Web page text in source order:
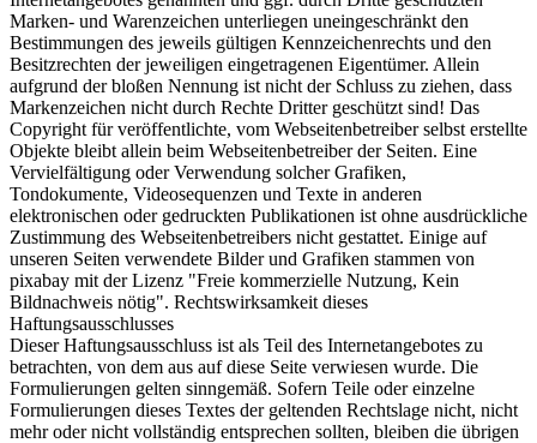
Marken- und Warenzeichen unterliegen uneingeschränkt den
Bestimmungen des jeweils gültigen Kennzeichenrechts und den
Besitzrechten der jeweiligen eingetragenen Eigentümer. Allein
aufgrund der bloßen Nennung ist nicht der Schluss zu ziehen, dass
Markenzeichen nicht durch Rechte Dritter geschützt sind! Das
Copyright für veröffentlichte, vom Webseitenbetreiber selbst erstellte
Objekte bleibt allein beim Webseitenbetreiber der Seiten. Eine
Vervielfältigung oder Verwendung solcher Grafiken,
Tondokumente, Videosequenzen und Texte in anderen
elektronischen oder gedruckten Publikationen ist ohne ausdrückliche
Zustimmung des Webseitenbetreibers nicht gestattet. Einige auf
unseren Seiten verwendete Bilder und Grafiken stammen von
pixabay mit der Lizenz "Freie kommerzielle Nutzung, Kein
Bildnachweis nötig". Rechtswirksamkeit dieses
Haftungsausschlusses
Dieser Haftungsausschluss ist als Teil des Internetangebotes zu
betrachten, von dem aus auf diese Seite verwiesen wurde. Die
Formulierungen gelten sinngemäß. Sofern Teile oder einzelne
Formulierungen dieses Textes der geltenden Rechtslage nicht, nicht
mehr oder nicht vollständig entsprechen sollten, bleiben die übrigen